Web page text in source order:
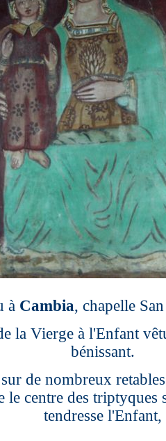
à Cambia, chapelle
la Vierge à l'Enfant
bénissant.
de nombreux
le centre des triptyques
tendresse l'Enfant,